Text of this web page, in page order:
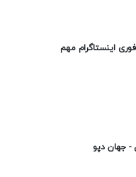
اینستاگرام مهم
- جهان دپو